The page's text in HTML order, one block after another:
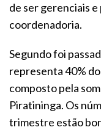
de ser gerenciais e
coordenadoria.
Segundo foi
representa 40%
composto pela
Piratininga. Os
trimestre estão